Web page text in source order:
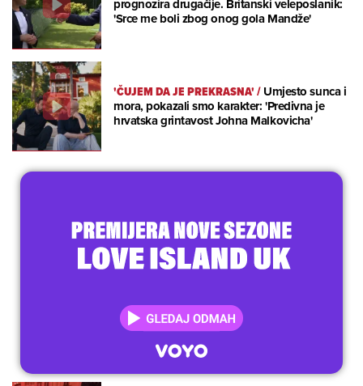
prognozira drugačije. Britanski veleposlanik:
'Srce me boli zbog onog gola Mandže'
'ČUJEM DA JE PREKRASNA'/Umjesto sunca i
mora, pokazali smo karakter: 'Predivna je
hrvatska grintavost Johna Malkovicha'